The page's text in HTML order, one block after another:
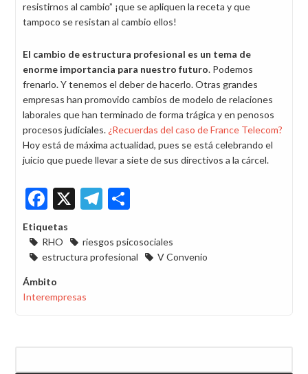
resistirnos al cambio” ¡que se apliquen la receta y que
tampoco se resistan al cambio ellos!
El cambio de estructura profesional es un tema de
enorme importancia para nuestro futuro. Podemos
frenarlo. Y tenemos el deber de hacerlo. Otras grandes
empresas han promovido cambios de modelo de relaciones
laborales que han terminado de forma trágica y en penosos
procesos judiciales. ¿Recuerdas del caso de France Telecom?
Hoy está de máxima actualidad, pues se está celebrando el
juicio que puede llevar a siete de sus directivos a la cárcel.
Facebook
X Telegram
Etiquetas
RHO
riesgos psicosociales
estructura profesional
V Convenio
Ámbito
Interempresas